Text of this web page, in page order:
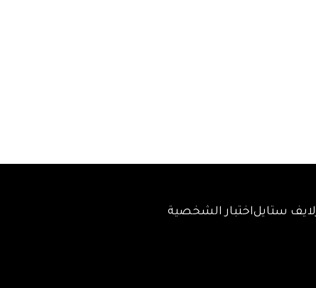
لايف ستايلاختبار الشخصية